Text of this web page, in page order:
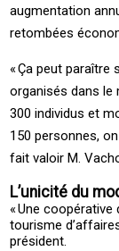
augmentation
retombées
« Ça peut paraître
organisés dans
300 individus et
150 personnes,
fait valoir M.
L’unicité du
« ­Une
tourisme
président.